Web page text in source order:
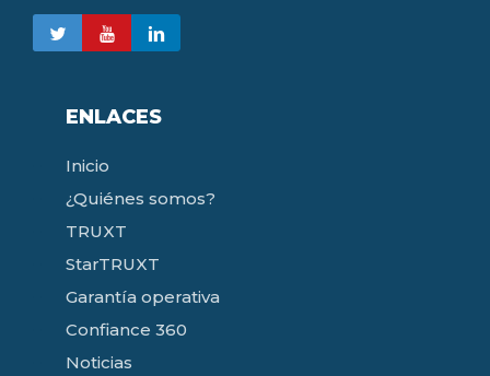
ENLACES
Inicio
¿Quiénes somos?
TRUXT
StarTRUXT
Garantía operativa
Confiance 360
Noticias